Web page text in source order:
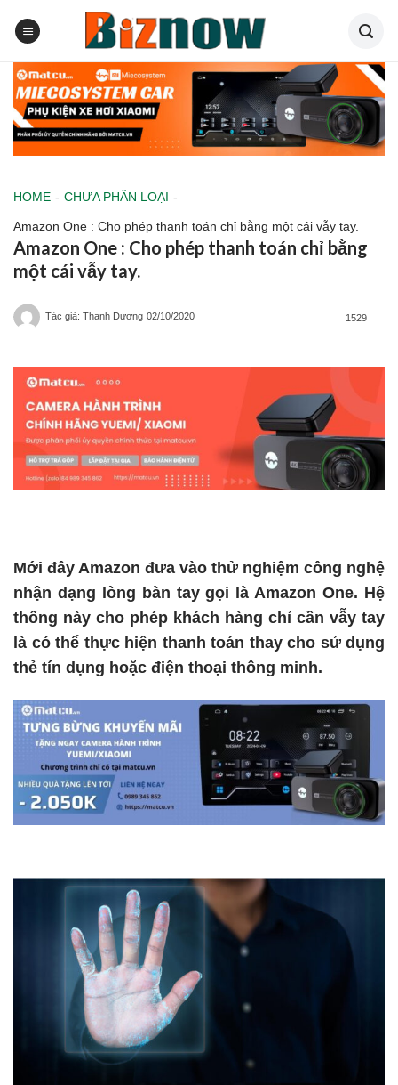
HOME - CHƯA PHÂN LOẠI -
Amazon One : Cho phép thanh toán chỉ bằng một cái vẫy tay.
Amazon One : Cho phép thanh toán chỉ bằng
một cái vẫy tay.
Tác giả: Thanh Dương 02/10/2020 1529
Mới đây Amazon đưa vào thử nghiệm công nghệ
nhận dạng lòng bàn tay gọi là Amazon One. Hệ
thống này cho phép khách hàng chỉ cần vẫy tay
là có thể thực hiện thanh toán thay cho sử dụng
thẻ tín dụng hoặc điện thoại thông minh.